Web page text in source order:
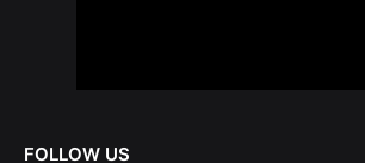
FOLLOW US